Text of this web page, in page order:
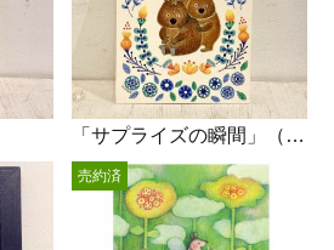
「サプライズの瞬間」（ウォンバット）
売約済